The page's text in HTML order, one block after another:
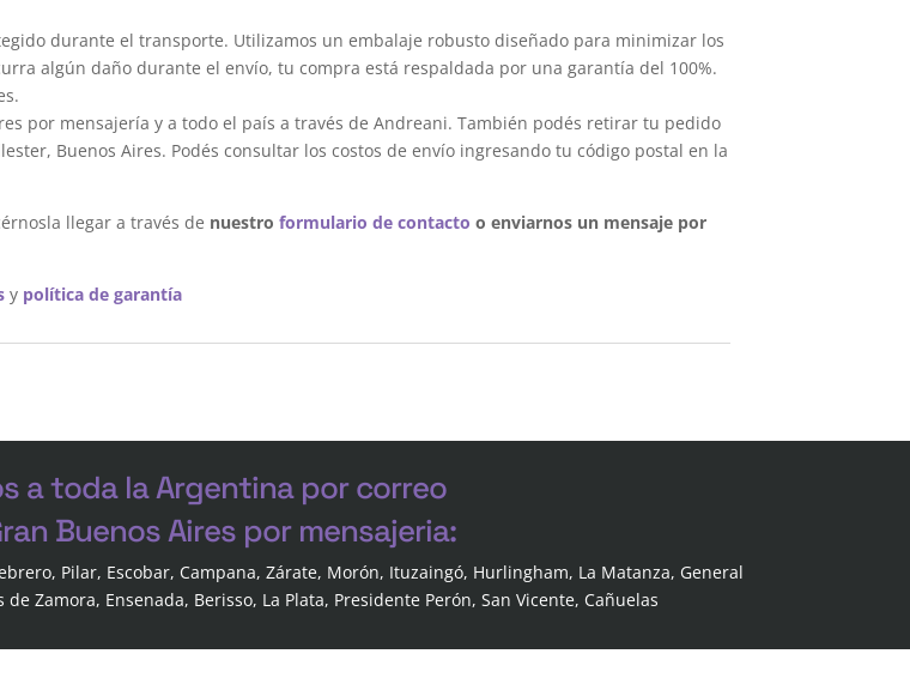
durante el transporte. Utilizamos un embalaje robusto diseñado para minimizar los
algún daño durante el envío, tu compra está respaldada por una garantía del 100%.
por mensajería y a todo el país a través de Andreani. También podés retirar tu pedido
Buenos Aires. Podés consultar los costos de envío ingresando tu código postal en la
llegar a través de nuestroformulario de contacto o enviarnos un mensaje por
y política de garantía
a toda la Argentina por correo
Buenos Aires por mensajeria:
Pilar, Escobar, Campana, Zárate, Morón, Ituzaingó, Hurlingham, La Matanza, General
Zamora, Ensenada, Berisso, La Plata, Presidente Perón, San Vicente, Cañuelas